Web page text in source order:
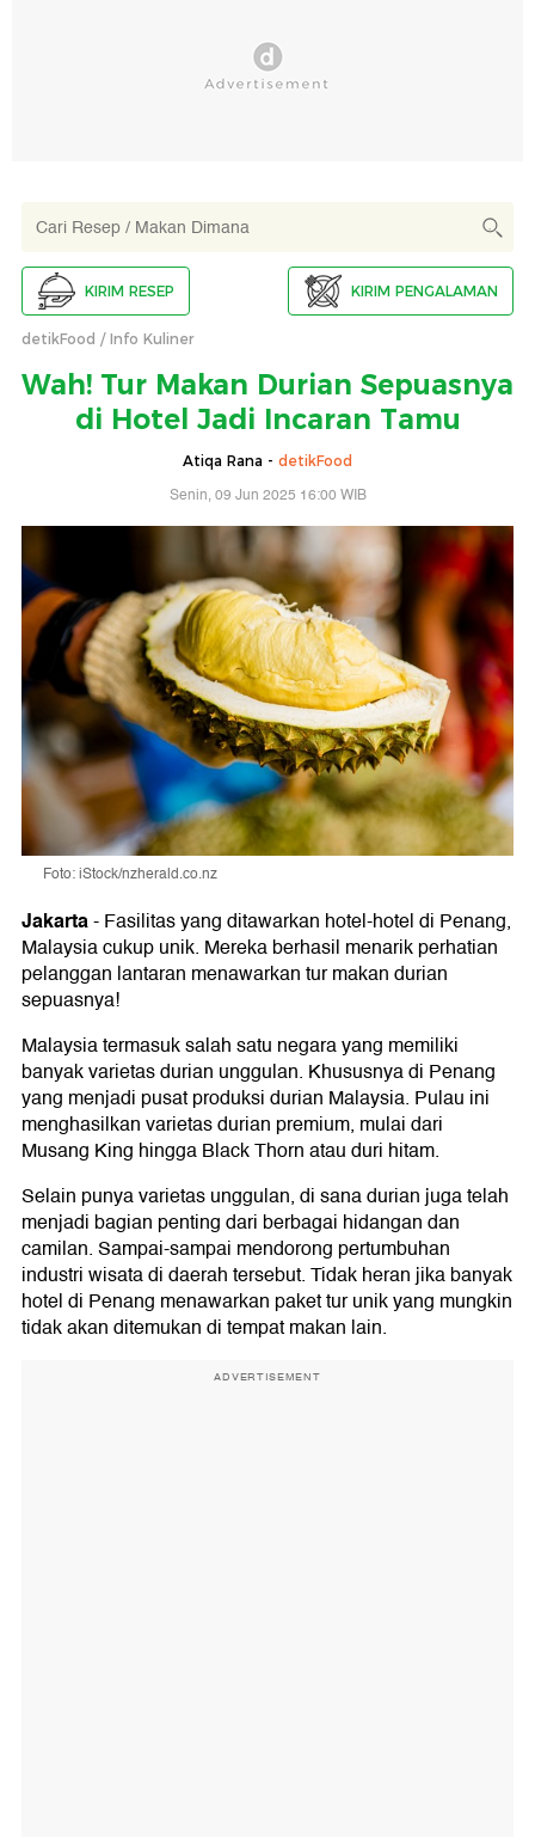
KIRIM RESEP KIRIM PENGALAMAN
detikFood Info Kuliner
Wah! Tur Makan Durian Sepuasnya
di Hotel Jadi Incaran Tamu
Atiqa Rana - detikFood
Senin, 09 Jun 2025 16:00 WIB
Foto: iStock/nzherald.co.nz
Jakarta-Fasilitas yang ditawarkan hotel-hotel di Penang,
Malaysia cukup unik. Mereka berhasil menarik perhatian
pelanggan lantaran menawarkan tur makan durian
sepuasnya!
Malaysia termasuk salah satu negara yang memiliki
banyak varietas durian unggulan. Khususnya di Penang
yang menjadi pusat produksi durian Malaysia. Pulau ini
menghasilkan varietas durian premium, mulai dari
Musang King hingga Black Thorn atau duri hitam.
Selain punya varietas unggulan, di sana durian juga telah
menjadi bagian penting dari berbagai hidangan dan
camilan. Sampai-sampai mendorong pertumbuhan
industri wisata di daerah tersebut. Tidak heran jika banyak
hotel di Penang menawarkan paket tur unik yang mungkin
tidak akan ditemukan di tempat makan lain.
ADVERTISEMENT